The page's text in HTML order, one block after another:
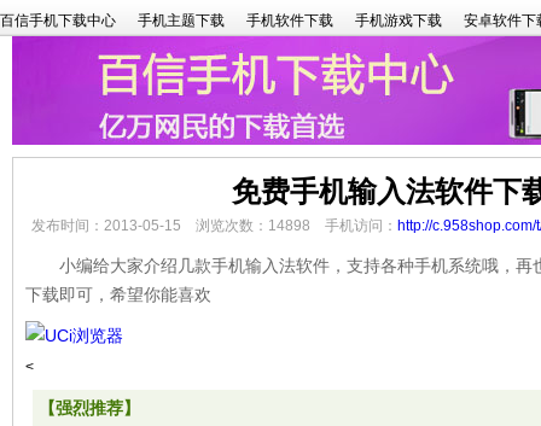
百信手机下载中心 手机主题下载 手机软件下载 手机游戏下载 安卓软件下
免费手机输入法软件下
发布时间：2013-05-15 浏览次数：14898 手机访问： http://c.958shop.com/
小编给大家介绍几款手机输入法软件，支持各种手机系统哦，再
下载即可，希望你能喜欢
<
【强烈推荐】